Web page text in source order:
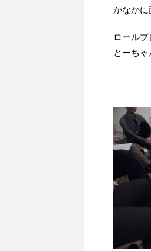
かなかに
ロール
とーち